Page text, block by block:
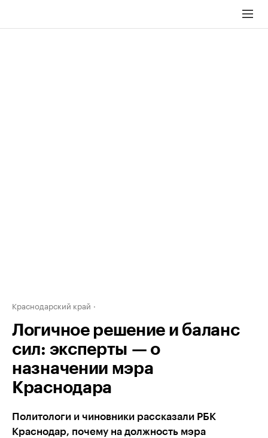
Краснодарский край
Логичное решение и баланс
сил: эксперты — о
назначении мэра
Краснодара
Политологи и чиновники рассказали РБК
Краснодар, почему на должность мэра